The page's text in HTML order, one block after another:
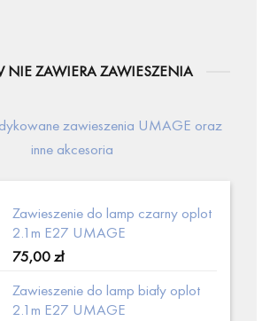
NIE ZAWIERA ZAWIESZENIA
zawieszenia UMAGE oraz
inne akcesoria
Zawieszenie do lamp czarny oplot
2.1m E27 UMAGE
75,00zł
Zawieszenie do lamp biały oplot
2.1m E27 UMAGE